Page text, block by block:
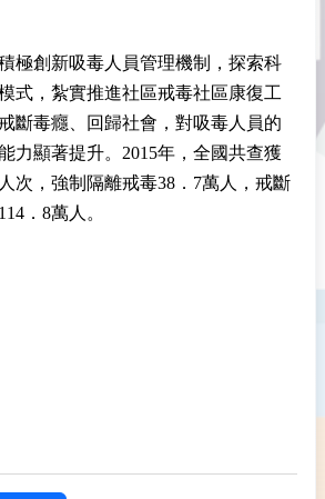
極創新吸毒人員管理機制，探索科
式，紮實推進社區戒毒社區康復工
斷毒癮、回歸社會，對吸毒人員的
力顯著提升。2015年，全國共查獲
次，強制 隔離戒毒38．7萬人，戒斷
．8萬人。